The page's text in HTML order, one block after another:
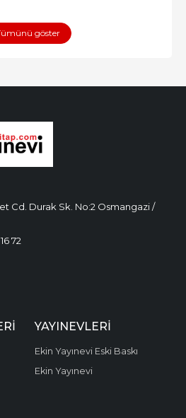
göster
Cd. Durak Sk. No:2 Osmangazi /
72
YAYINEVLERI
Ekin Yayınevi Eski Baskı
Ekin Yayınevi